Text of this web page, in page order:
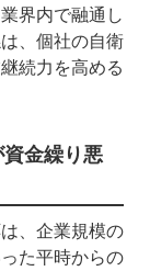
界内で融通し
、個社の自衛
続力を高める
金繰り悪
、企業規模の
た平時からの